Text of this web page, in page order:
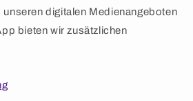
digitalen Medienangeboten
bieten wir zusätzlichen